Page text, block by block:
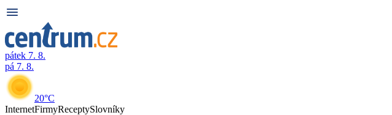
pátek 7. 8.
pá 7. 8.
20°C
InternetFirmyReceptySlovníky